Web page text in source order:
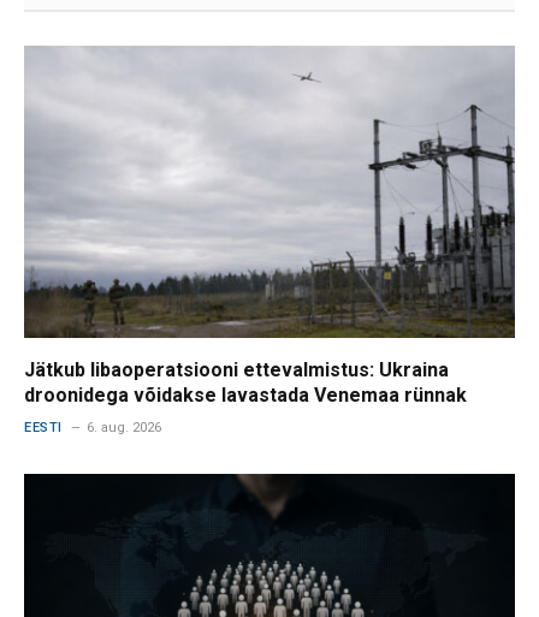
Jätkub libaoperatsiooni ettevalmistus: Ukraina
droonidega võidakse lavastada Venemaa rünnak
EESTI 6. aug. 2026